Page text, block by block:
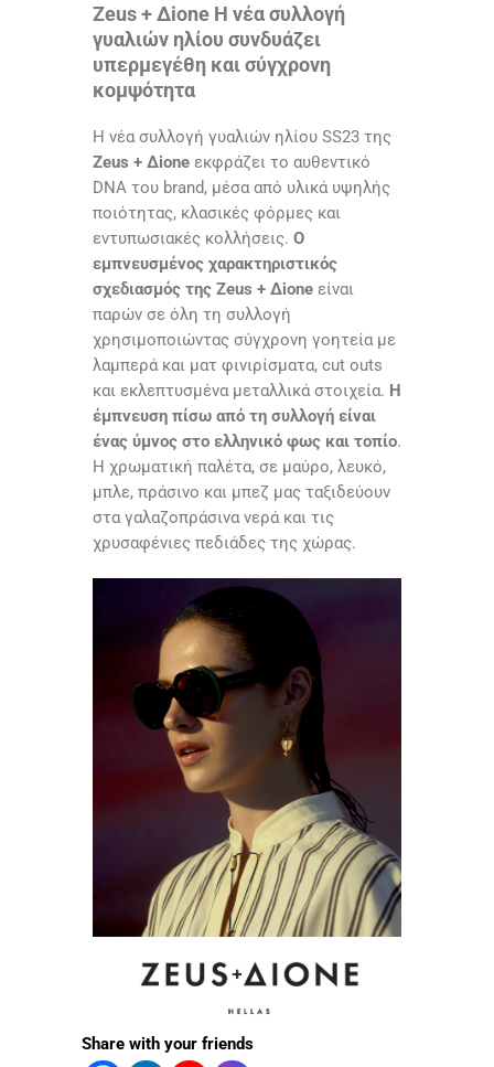
Zeus + Δione Η νέα συλλογή
γυαλιών ηλίου συνδυάζει
υπερμεγέθη και σύγχρονη
κομψότητα
Η νέα συλλογή γυαλιών ηλίου SS23 της
Zeus + Δione εκφράζει το αυθεντικό
DNA του brand, μέσα από υλικά υψηλής
ποιότητας, κλασικές φόρμες και
εντυπωσιακές κολλήσεις. Ο
εμπνευσμένος χαρακτηριστικός
σχεδιασμός της Zeus + Δione είναι
παρών σε όλη τη συλλογή
χρησιμοποιώντας σύγχρονη γοητεία με
λαμπερά και ματ φινιρίσματα, cut outs
και εκλεπτυσμένα μεταλλικά στοιχεία. Η
έμπνευση πίσω από τη συλλογή είναι
ένας ύμνος στο ελληνικό φως και τοπίο.
Η χρωματική παλέτα, σε μαύρο, λευκό,
μπλε, πράσινο και μπεζ μας ταξιδεύουν
στα γαλαζοπράσινα νερά και τις
χρυσαφένιες πεδιάδες της χώρας.
Share with your friends